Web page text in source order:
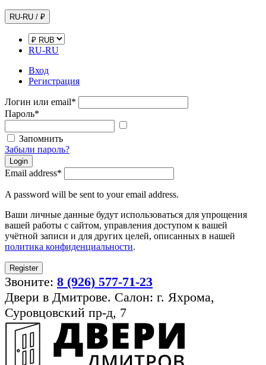
RU-RU / ₽
RU-RU
Вход
Регистрация
Логин или email*
Пароль*
Запомнить
Забыли пароль?
Login
Email address*
A password will be sent to your email address.
Ваши личные данные будут использоваться для упрощения
вашей работы с сайтом, управления доступом к вашей
учётной записи и для других целей, описанных в нашей
политика конфиденциальности.
Register
Звоните: 8 (926) 577-71-23
Двери в Дмитрове. Салон: г. Яхрома,
Суровцовский пр-д, 7